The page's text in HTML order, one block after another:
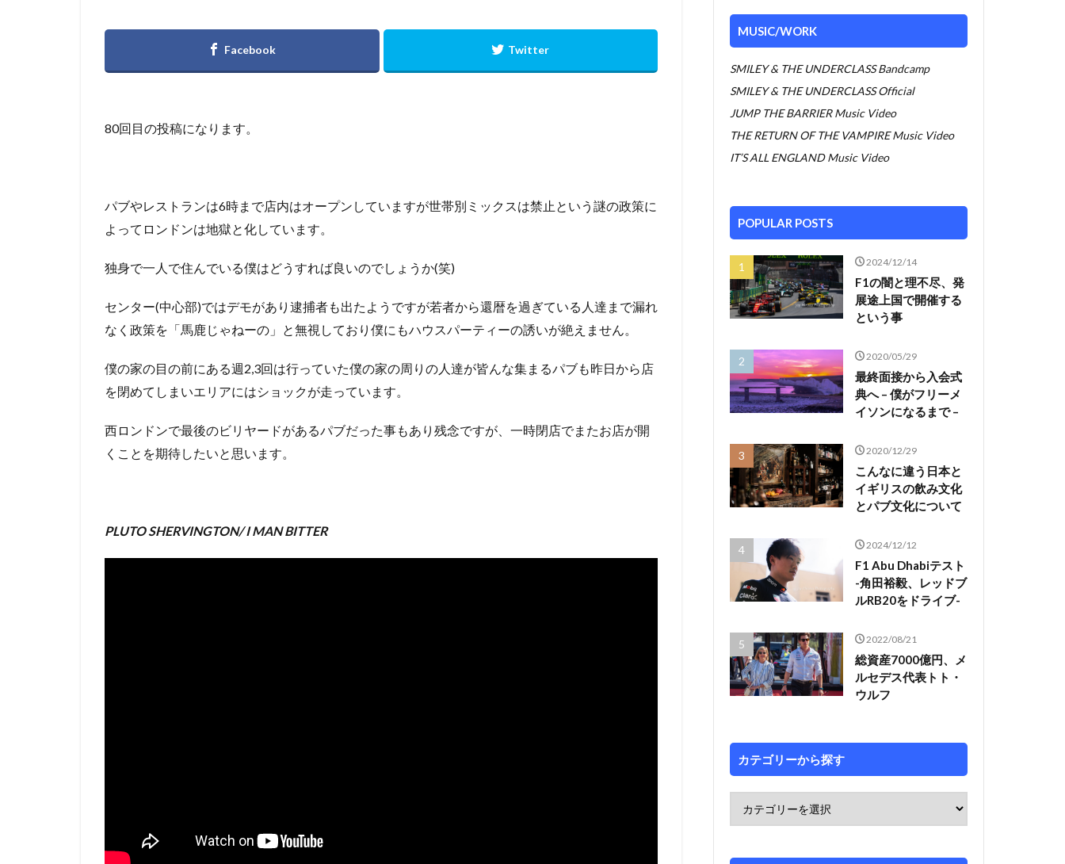
80回目の投稿になります。
パブやレストランは6時まで店内はオープンしていますが世帯別ミックスは禁止という謎の政策に
よってロンドンは地獄と化しています。
独身で一人で住んでいる僕はどうすれば良いのでしょうか(笑)
センター(中心部)ではデモがあり逮捕者も出たようですが若者から還暦を過ぎている人達まで漏れ
なく政策を「馬鹿じゃねーの」と無視しており僕にもハウスパーティーの誘いが絶えません。
僕の家の目の前にある週2,3回は行っていた僕の家の周りの人達が皆んな集まるパブも昨日から店
を閉めてしまいエリアにはショックが走っています。
西ロンドンで最後のビリヤードがあるパブだった事もあり残念ですが、一時閉店でまたお店が開
くことを期待したいと思います。
PLUTO SHERVINGTON/ I MAN BITTER
MUSIC/WORK
SMILEY & THE UNDERCLASS Bandcamp
SMILEY & THE UNDERCLASS Official
JUMP THE BARRIER Music Video
THE RETURN OF THE VAMPIRE Music Video
IT’S ALL ENGLAND Music Video
POPULAR POSTS
2024/12/14
F1の闇と理不尽、発
展途上国で開催する
という事
2020/05/29
最終面接から入会式
典へ – 僕がフリーメ
イソンになるまで –
2020/12/29
こんなに違う日本と
イギリスの飲み文化
とパブ文化について
2024/12/12
F1 Abu Dhabiテスト
-角田裕毅、レッドブ
ルRB20をドライブ-
2022/08/21
総資産7000億円、メ
ルセデス代表トト・
ウルフ
カテゴリーから探す